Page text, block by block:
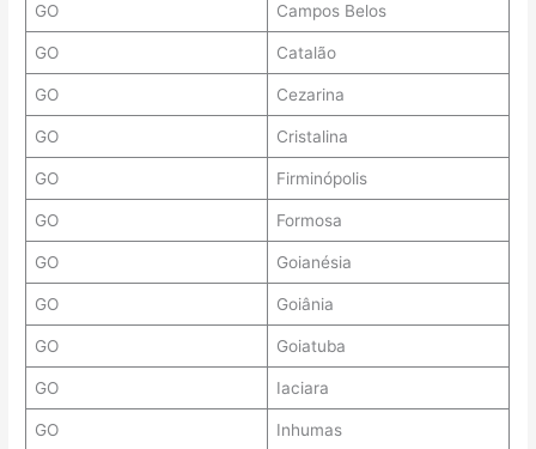
GO Campos Belos
GO Catalão
GO Cezarina
GO Cristalina
GO Firminópolis
GO Formosa
GO Goianésia
GO Goiânia
GO Goiatuba
GO Iaciara
GO Inhumas